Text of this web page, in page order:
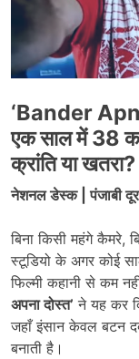
‘Bander
एक साल में 38
क्रांति या खतरा?
नेशनल डेस्क | पंजाबी
बिना किसी महंगे कैमरे,
स्टूडियो के अगर कोई
फिल्मी कहानी से कम
अपना दोस्त’ ने यह कर
जहाँ इंसान केवल बटन
बनाती है।